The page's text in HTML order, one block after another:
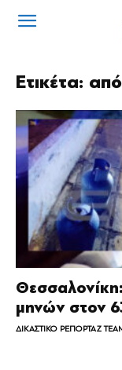
Ετικέτα:
μηνών στον
ΔΙΚΑΣΤΙΚΟ ΡΕΠΟΡΤΑΖ